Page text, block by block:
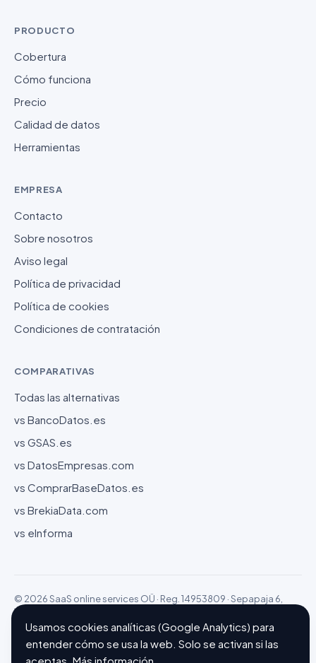
PRODUCTO
Cobertura
Cómo funciona
Precio
Calidad de datos
Herramientas
EMPRESA
Contacto
Sobre nosotros
Aviso legal
Política de privacidad
Política de cookies
Condiciones de contratación
COMPARATIVAS
Todas las alternativas
vs BancoDatos.es
vs GSAS.es
vs DatosEmpresas.com
vs ComprarBaseDatos.es
vs BrekiaData.com
vs eInforma
© 2026 SaaS online services OÜ · Reg. 14953809 · Sepapaja 6,
15551 Tallinn (Estonia)
Configurar cookiesHecho con ❤ en Barcelona
Usamos cookies analíticas (Google Analytics) para
entender cómo se usa la web. Solo se activan si las